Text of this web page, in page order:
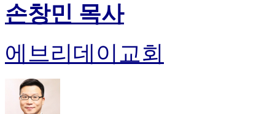
손창민 목사
에브리데이교회